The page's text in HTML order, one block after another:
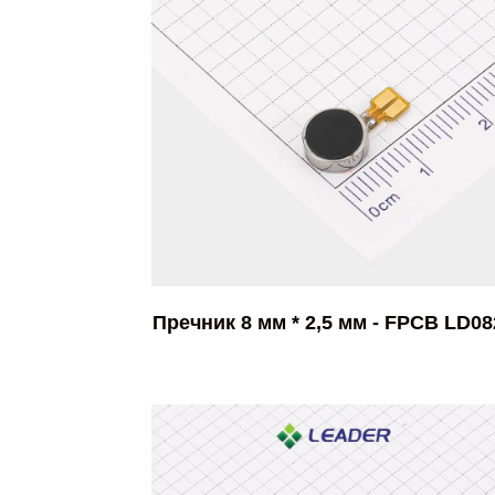
Пречник 8 мм * 2,5 мм - FPCB